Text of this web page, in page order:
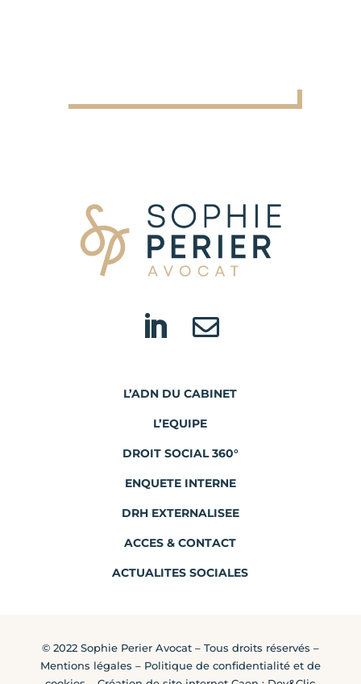
 
L’ADN DU CABINET
L’EQUIPE
DROIT SOCIAL 360°
ENQUETE INTERNE
DRH EXTERNALISEE
ACCES & CONTACT
ACTUALITES SOCIALES
© 2022 Sophie Perier Avocat – Tous droits réservés –
Mentions légales – Politique de confidentialité et de